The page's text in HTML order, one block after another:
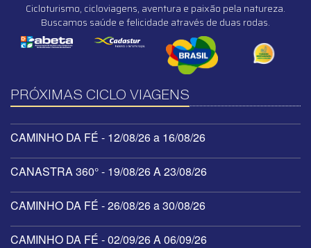
Cicloturismo, cicloviagens, aventura e paixão pela natureza.
Buscamos saúde e felicidade através de duas rodas.
PRÓXIMAS CICLO VIAGENS
CAMINHO DA FÉ - 12/08/26 a 16/08/26
CANASTRA 360° - 19/08/26 A 23/08/26
CAMINHO DA FÉ - 26/08/26 a 30/08/26
CAMINHO DA FÉ - 02/09/26 A 06/09/26